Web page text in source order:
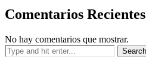
Comentarios Recientes
No hay comentarios que mostrar.